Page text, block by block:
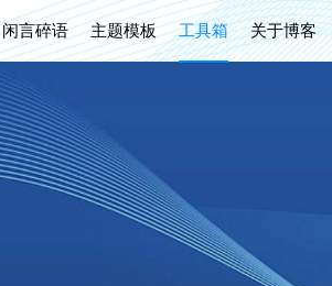
闲言碎语 主题模板 工具箱 关于博客